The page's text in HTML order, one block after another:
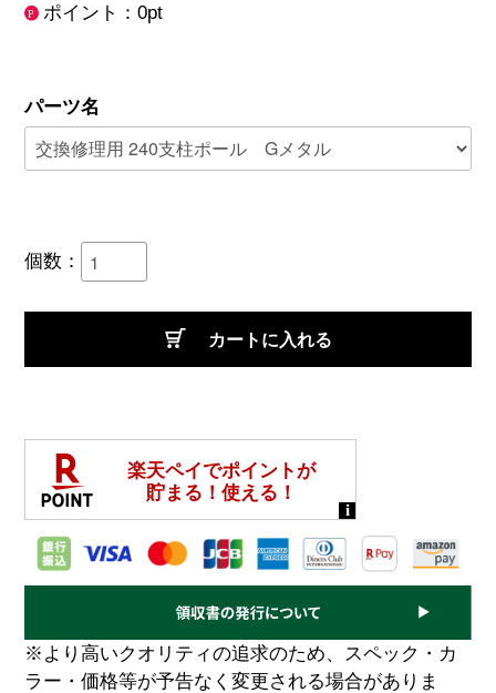
ポイント：0pt
パーツ名
個数：
カートに入れる
※より高いクオリティの追求のため、スペック・カ
ラー・価格等が予告なく変更される場合がありま